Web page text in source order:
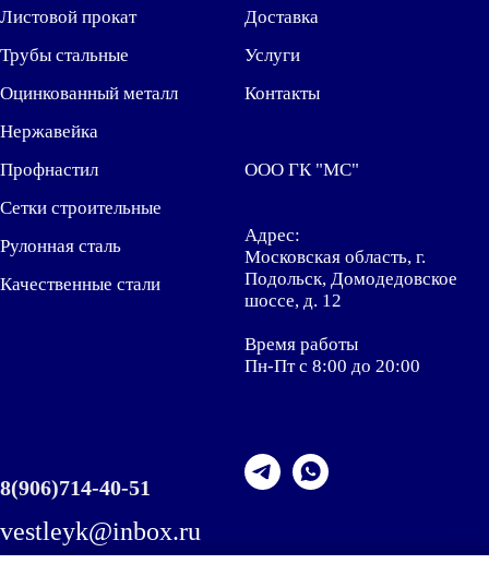
Листовой прокат
Трубы стальные
Оцинкованный металл
Нержавейка
Профнастил
Сетки строительные
Рулонная сталь
Качественные стали
Доставка
Услуги
Контакты
ООО ГК "МС"
Адрес:
Московская область, г.
Подольск, Домодедовское
шоссе, д. 12
Время работы
Пн-Пт с 8:00 до 20:00
8(906)714-40-51
vestleyk@inbox.ru